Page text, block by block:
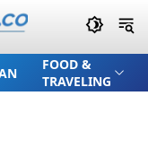
FOOD &
TRAVELING